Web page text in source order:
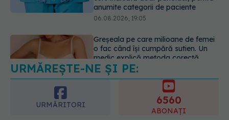
06.08.2026, 18:08
EXCLUSIV De ce unele paciente
cu cancer de col uterin nu mai ajung
la operație. Dr. Sorin Bogdan
(SANADOR): Intervenția
chirurgicală, doar în situații
URMĂREȘTE-NE ȘI PE:
URMĂRITORI
365 1401